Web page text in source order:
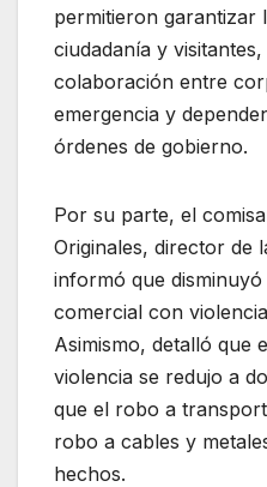
permitieron garantizar
ciudadanía y
colaboración entre
emergencia y
órdenes de gobierno.
Por su parte, el
Originales, director de
informó que
comercial con
Asimismo, detalló que
violencia se redujo a
que el robo a
robo a cables y
hechos.